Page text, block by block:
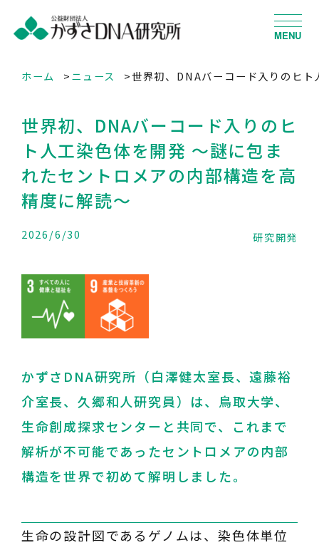
MENU
ホーム ニュース 世界初、DNAバーコード入りのヒ
世界初、DNAバーコード入りのヒ
ト人工染色体を開発 ～謎に包ま
れたセントロメアの内部構造を高
精度に解読～
2026/6/30 研究開発
かずさDNA研究所（白澤健太室長、遠藤裕
介室長、久郷和人研究員）は、鳥取大学、
生命創成探求センターと共同で、これまで
解析が不可能であったセントロメアの内部
構造を世界で初めて解明しました。
生命の設計図であるゲノムは、染色体単位